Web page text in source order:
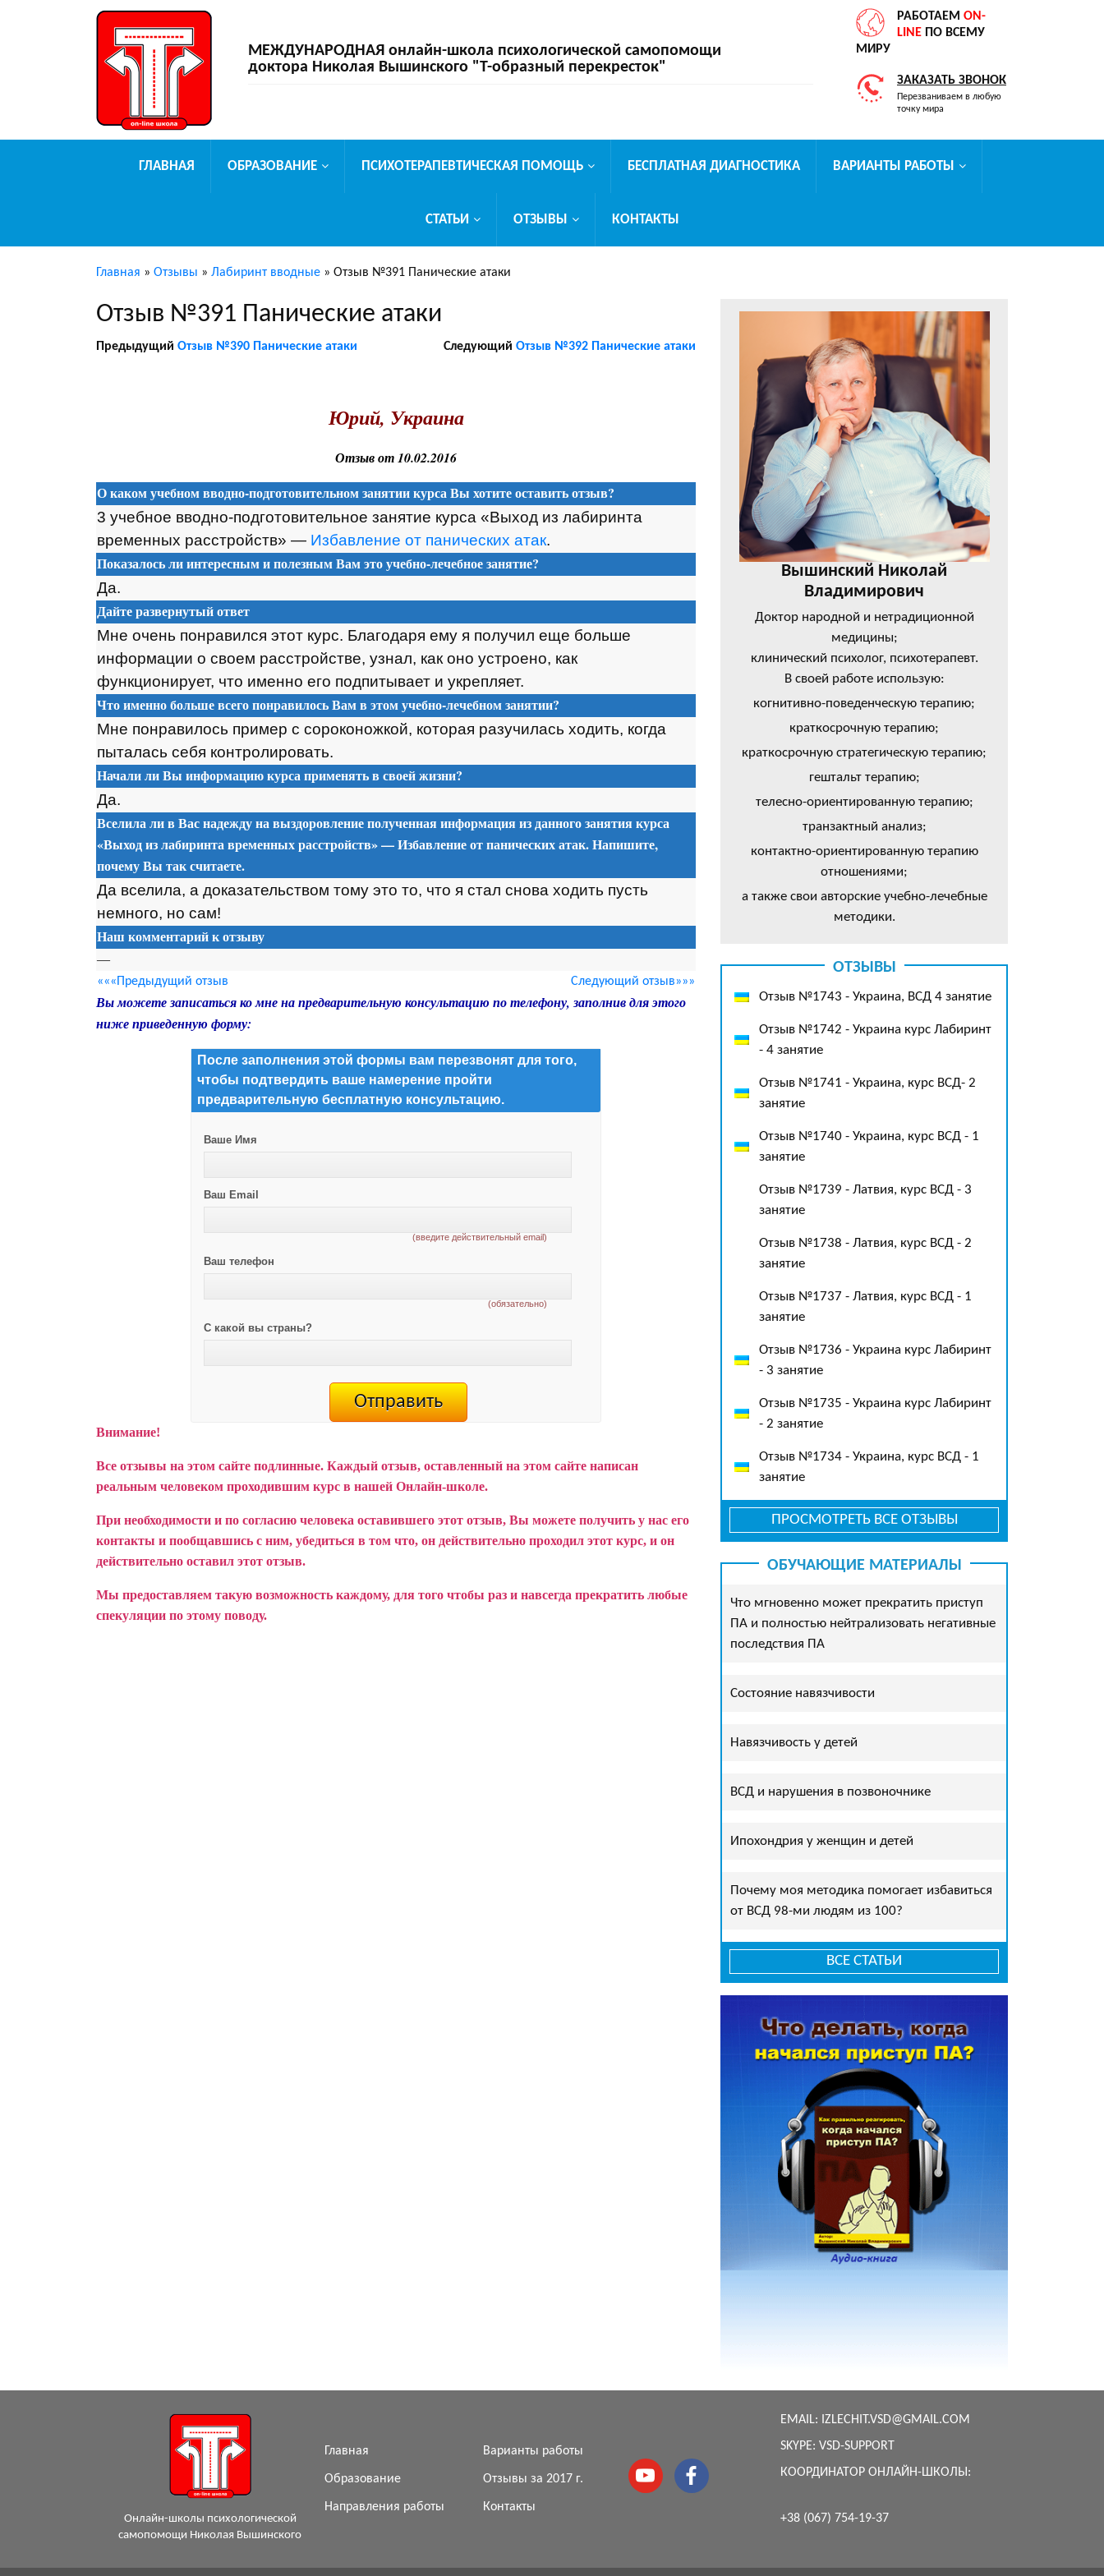
МЕЖДУНАРОДНАЯ онлайн-школа психологической самопомощи
доктора Николая Вышинского "Т-образный перекресток"
РАБОТАЕМ ON-
LINE ПО ВСЕМУ
МИРУ
ЗАКАЗАТЬ ЗВОНОК
Перезваниваем в любую
точку мира
ГЛАВНАЯ ОБРАЗОВАНИЕ ПСИХОТЕРАПЕВТИЧЕСКАЯ ПОМОЩЬ БЕСПЛАТНАЯ ДИАГНОСТИКА ВАРИАНТЫ РАБОТЫ
СТАТЬИ ОТЗЫВЫ КОНТАКТЫ
Главная » Отзывы » Лабиринт вводные » Отзыв №391 Панические атаки
Отзыв №391 Панические атаки
Предыдущий Отзыв №390 Панические атаки Следующий Отзыв №392 Панические атаки
Юрий, Украина
Отзыв от 10.02.2016
О каком учебном вводно-подготовительном занятии курса Вы хотите оставить отзыв?
3 учебное вводно-подготовительное занятие курса «Выход из лабиринта
временных расстройств» — Избавление от панических атак.
Показалось ли интересным и полезным Вам это учебно-лечебное занятие?
Да.
Дайте развернутый ответ
Мне очень понравился этот курс. Благодаря ему я получил еще больше
информации о своем расстройстве, узнал, как оно устроено, как
функционирует, что именно его подпитывает и укрепляет.
Что именно больше всего понравилось Вам в этом учебно-лечебном занятии?
Мне понравилось пример с сороконожкой, которая разучилась ходить, когда
пыталась себя контролировать.
Начали ли Вы информацию курса применять в своей жизни?
Да.
Вселила ли в Вас надежду на выздоровление полученная информация из данного занятиякурса
«Выход из лабиринта временных расстройств» — Избавление от панических атак. Напишите,
почему Вы так считаете.
Да вселила, а доказательством тому это то, что я стал снова ходить пусть
немного, но сам!
Наш комментарий к отзыву
—
«««Предыдущий отзыв Следующий отзыв»»»
Вы можете записаться ко мне на предварительную консультацию по телефону, заполнив для этого
ниже приведенную форму:
После заполнения этой формы вам перезвонят для того,
чтобы подтвердить ваше намерение пройти
предварительную бесплатную консультацию.
Ваше Имя
Ваш Email
(введите действительный email)
Ваш телефон
(обязательно)
С какой вы страны?
Внимание!
Все отзывы на этом сайте подлинные. Каждый отзыв, оставленный на этом сайте написан
реальным человеком проходившим курс в нашей Онлайн-школе.
При необходимости и по согласию человека оставившего этот отзыв, Вы можете получить у нас его
контакты и пообщавшись с ним, убедиться в том что, он действительно проходил этот курс, и он
действительно оставил этот отзыв.
Мы предоставляем такую возможность каждому, для того чтобы раз и навсегда прекратить любые
спекуляции по этому поводу.
Вышинский Николай
Владимирович
Доктор народной и нетрадиционной
медицины;
клинический психолог, психотерапевт.
В своей работе использую:
когнитивно-поведенческую терапию;
краткосрочную терапию;
краткосрочную стратегическую терапию;
гештальт терапию;
телесно-ориентированную терапию;
транзактный анализ;
контактно-ориентированную терапию
отношениями;
а также свои авторские учебно-лечебные
методики.
ОТЗЫВЫ
Отзыв №1743 - Украина, ВСД 4 занятие
Отзыв №1742 - Украина курс Лабиринт
- 4 занятие
Отзыв №1741 - Украина, курс ВСД- 2
занятие
Отзыв №1740 - Украина, курс ВСД - 1
занятие
Отзыв №1739 - Латвия, курс ВСД - 3
занятие
Отзыв №1738 - Латвия, курс ВСД - 2
занятие
Отзыв №1737 - Латвия, курс ВСД - 1
занятие
Отзыв №1736 - Украина курс Лабиринт
- 3 занятие
Отзыв №1735 - Украина курс Лабиринт
- 2 занятие
Отзыв №1734 - Украина, курс ВСД - 1
занятие
ПРОСМОТРЕТЬ ВСЕ ОТЗЫВЫ
ОБУЧАЮЩИЕ МАТЕРИАЛЫ
Что мгновенно может прекратить приступ
ПА и полностью нейтрализовать негативные
последствия ПА
Состояние навязчивости
Навязчивость у детей
ВСД и нарушения в позвоночнике
Ипохондрия у женщин и детей
Почему моя методика помогает избавиться
от ВСД 98-ми людям из 100?
ВСЕ СТАТЬИ
Онлайн-школы психологической
самопомощи Николая Вышинского
Главная
Образование
Направления работы
Варианты работы
Отзывы за 2017 г.
Контакты
EMAIL: IZLECHIT.VSD@GMAIL.COM
SKYPE: VSD-SUPPORT
КООРДИНАТОР ОНЛАЙН-ШКОЛЫ:
+38 (067) 754-19-37